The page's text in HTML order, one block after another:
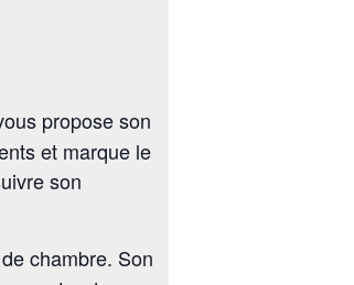
propose son
et marque le
son
chambre. Son